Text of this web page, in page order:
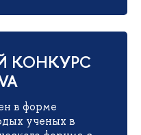
КОНКУРС
в форме
ученых в